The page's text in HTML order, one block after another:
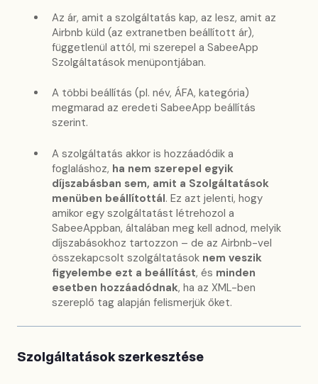
Az ár, amit a szolgáltatás kap, az lesz, amit az
Airbnb küld (az extranetben beállított ár),
függetlenül attól, mi szerepel a SabeeApp
Szolgáltatások menüpontjában.
A többi beállítás (pl. név, ÁFA, kategória)
megmarad az eredeti SabeeApp beállítás
szerint.
A szolgáltatás akkor is hozzáadódik a
foglaláshoz, ha nem szerepel egyik
díjszabásban sem, amit a Szolgáltatások
menüben beállítottál. Ez azt jelenti, hogy
amikor egy szolgáltatást létrehozol a
SabeeAppban, általában meg kell adnod, melyik
díjszabásokhoz tartozzon – de az Airbnb-vel
összekapcsolt szolgáltatások nem veszik
figyelembe ezt a beállítást, és minden
esetben hozzáadódnak, ha az XML-ben
szereplő tag alapján felismerjük őket.
Szolgáltatások szerkesztése